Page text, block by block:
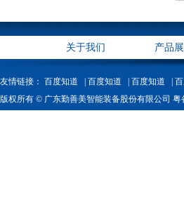
关于我们 产品
友情链接： 百度知道 | 百度知道 | 百度知道 |
版权所有 © 广东勤善美智能装备股份有限公司 粤